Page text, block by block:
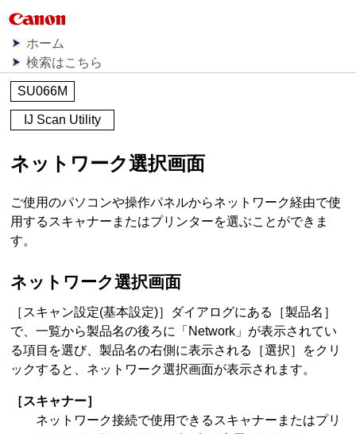
ホーム
検索はこちら
SU066M
IJ Scan Utility
ネットワーク選択画面
ご使用のパソコンや操作パネルからネットワーク経由で使
用する スキャナー またはプリンターを選ぶことができま
す。
ネットワーク選択画面
［ スキャン設定(基本設定)］ダイアログにある［製品名 ］
で、一覧から製品名の後ろに「Network」が表示されてい
る項目を選び、製品名の右側に表示される［選択］をクリ
ックすると、ネットワーク選択画面が表示されます。
［スキャナー］
ネットワーク接続で使用できる スキャナー またはプリ